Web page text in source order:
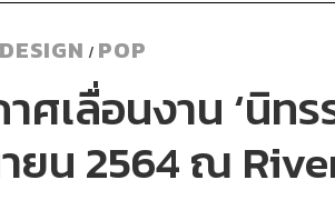
/ POP
ศเลื่อนงาน ‘นิท
ยน 2564 ณ